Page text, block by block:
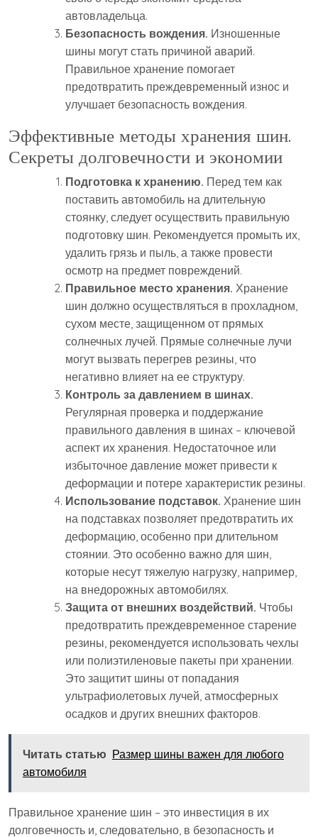
автовладельца.
Безопасность вождения. Изношенные
шины могут стать причиной аварий.
Правильное хранение помогает
предотвратить преждевременный износ и
улучшает безопасность вождения.
Эффективные методы хранения шин.
Секреты долговечности и экономии
Подготовка к хранению. Перед тем как
поставить автомобиль на длительную
стоянку, следует осуществить правильную
подготовку шин. Рекомендуется промыть их,
удалить грязь и пыль, а также провести
осмотр на предмет повреждений.
Правильное место хранения. Хранение
шин должно осуществляться в прохладном,
сухом месте, защищенном от прямых
солнечных лучей. Прямые солнечные лучи
могут вызвать перегрев резины, что
негативно влияет на ее структуру.
Контроль за давлением в шинах.
Регулярная проверка и поддержание
правильного давления в шинах – ключевой
аспект их хранения. Недостаточное или
избыточное давление может привести к
деформации и потере характеристик резины.
Использование подставок. Хранение шин
на подставках позволяет предотвратить их
деформацию, особенно при длительном
стоянии. Это особенно важно для шин,
которые несут тяжелую нагрузку, например,
на внедорожных автомобилях.
Защита от внешних воздействий. Чтобы
предотвратить преждевременное старение
резины, рекомендуется использовать чехлы
или полиэтиленовые пакеты при хранении.
Это защитит шины от попадания
ультрафиолетовых лучей, атмосферных
осадков и других внешних факторов.
Читать статью Размер шины важен для любого
автомобиля
Правильное хранение шин – это инвестиция в их
долговечность и, следовательно, в безопасность и